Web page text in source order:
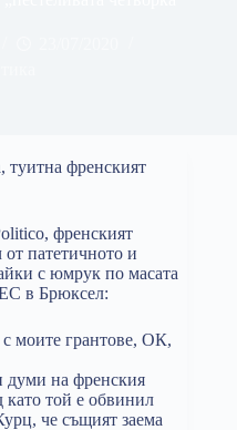
туитна френският
френският
патетичното и
с юмрук по масата
в Брюксел:
с моите грантове, ОК,
думи на френския
като той е обвинил
че същият заема